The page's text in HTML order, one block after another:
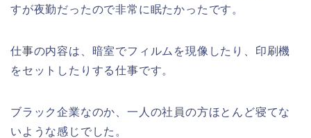
すが夜勤だったので非常に眠たかったです。
仕事の内容は、暗室でフィルムを現像したり、印刷機
をセットしたりする仕事です。
ブラック企業なのか、一人の社員の方ほとんど寝てな
いような感じでした。